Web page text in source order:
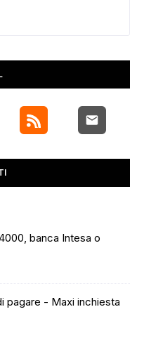
banca Intesa o
pagare - Maxi inchiesta